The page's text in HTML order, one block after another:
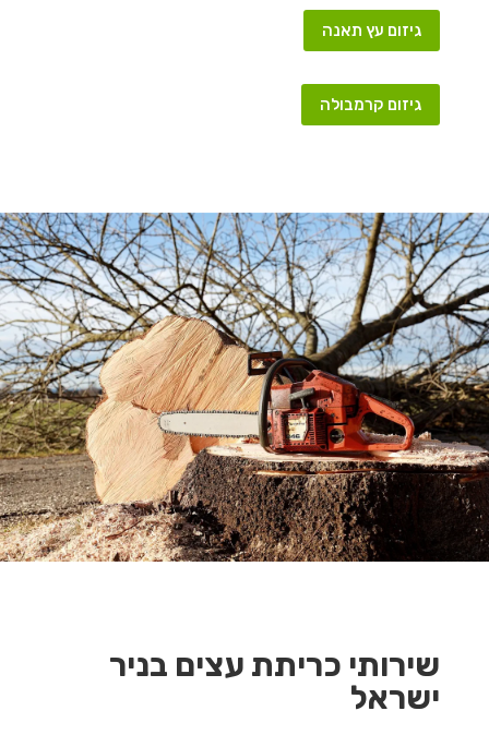
גיזום עץ תאנה
גיזום קרמבולה
שירותי כריתת עצים בניר
ישראל